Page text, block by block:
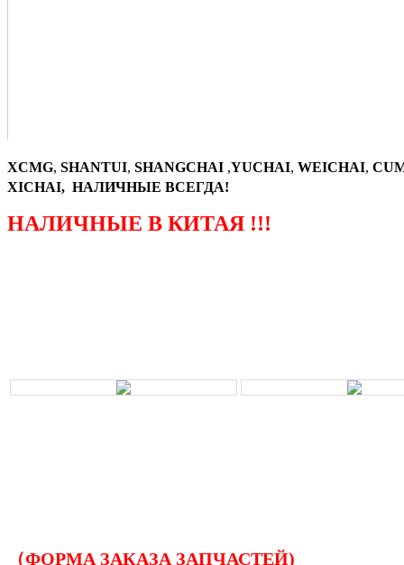
XCMG, SHANTUI, SHANGCHAI ,YUCHAI, WEICHAI,
XICHAI, НАЛИЧНЫЕ ВСЕГДА!
НАЛИЧНЫЕ В КИТАЯ !!!
（ФОРМА ЗАКАЗА ЗАПЧАСТЕЙ)